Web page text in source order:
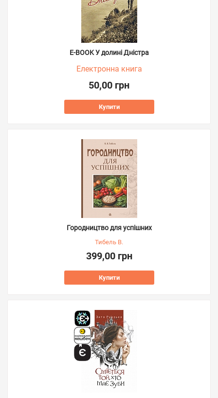
E-BOOK У долині Дністра
Електронна книга
50,00 грн
Купити
Городництво для успішних
Тибель В.
399,00 грн
Купити